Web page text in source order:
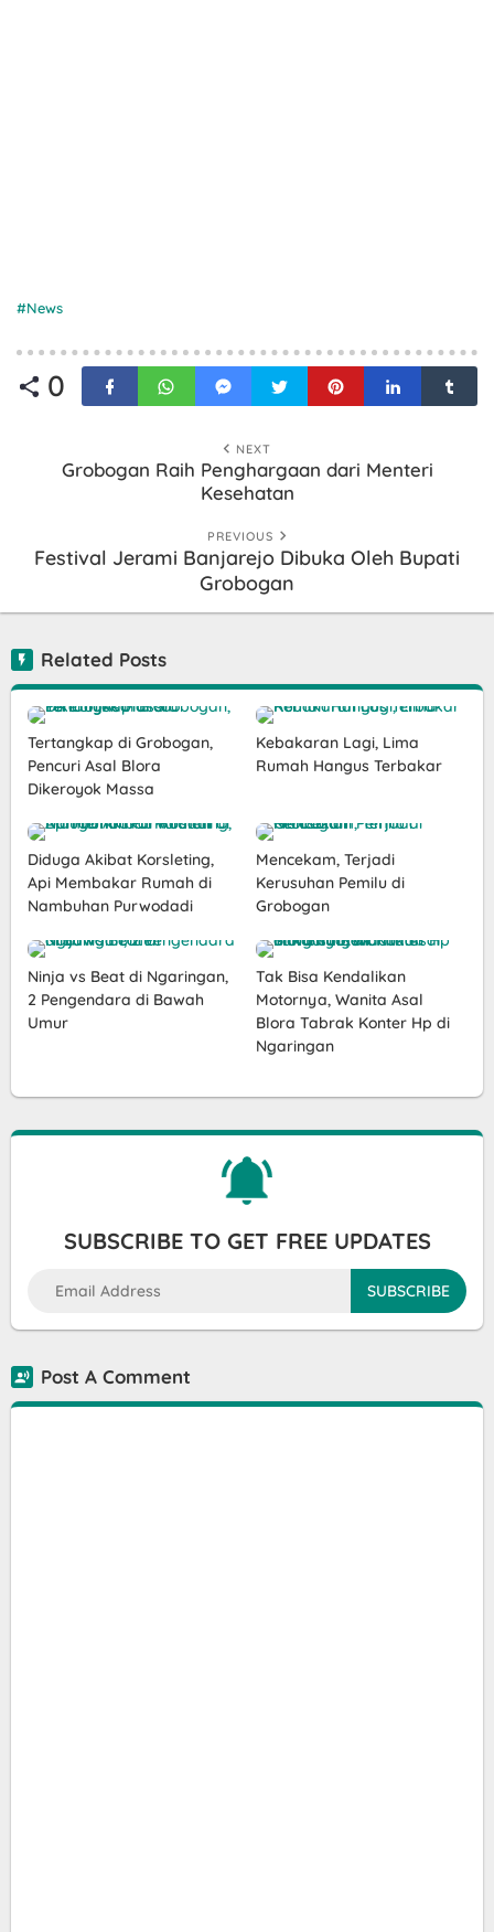
News
0
NEXT
Grobogan Raih Penghargaan dari Menteri
Kesehatan
PREVIOUS
Festival Jerami Banjarejo Dibuka Oleh Bupati
Grobogan
Related Posts
Tertangkap di Grobogan,
Pencuri Asal Blora
Dikeroyok Massa
Kebakaran Lagi, Lima
Rumah Hangus Terbakar
Diduga Akibat Korsleting,
Api Membakar Rumah di
Nambuhan Purwodadi
Mencekam, Terjadi
Kerusuhan Pemilu di
Grobogan
Ninja vs Beat di Ngaringan,
2 Pengendara di Bawah
Umur
Tak Bisa Kendalikan
Motornya, Wanita Asal
Blora Tabrak Konter Hp di
Ngaringan
SUBSCRIBE TO GET FREE UPDATES
Post A Comment